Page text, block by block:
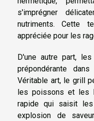
s'imprégner
nutriments. Cette
appréciée pour les
D'une autre part,
prépondérante
Véritable art, le grill
les poissons et les
rapide qui saisit les
explosion de